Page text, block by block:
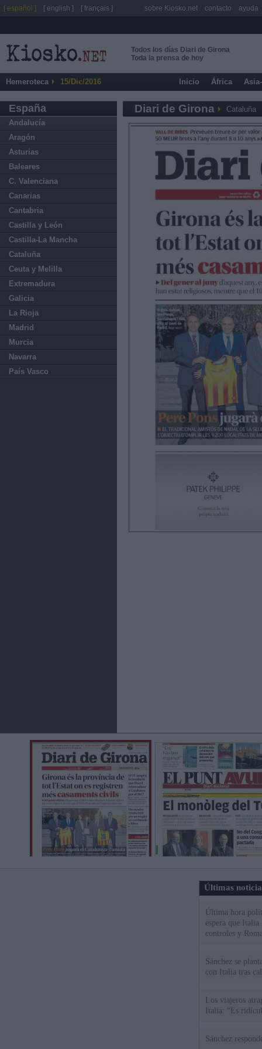
Todos los días Diari de Girona
Toda la prensa de hoy
Hemeroteca 15/Dic/2016 Inicio África
España
Andalucía
Aragón
Asturias
Baleares
C. Valenciana
Canarias
Cantabria
Castilla y León
Castilla-La Mancha
Cataluña
Ceuta y Melilla
Extremadura
Galicia
La Rioja
Madrid
Murcia
Navarra
País Vasco
Diari de Girona Cataluña
Últimas
Última hora
espera que
controles y
Sánchez se
con Italia tras
Los viajeros
Italia: “Es
Sánchez
[ español ] [ english ] [ français ] sobre Kiosko.net contacto ayuda